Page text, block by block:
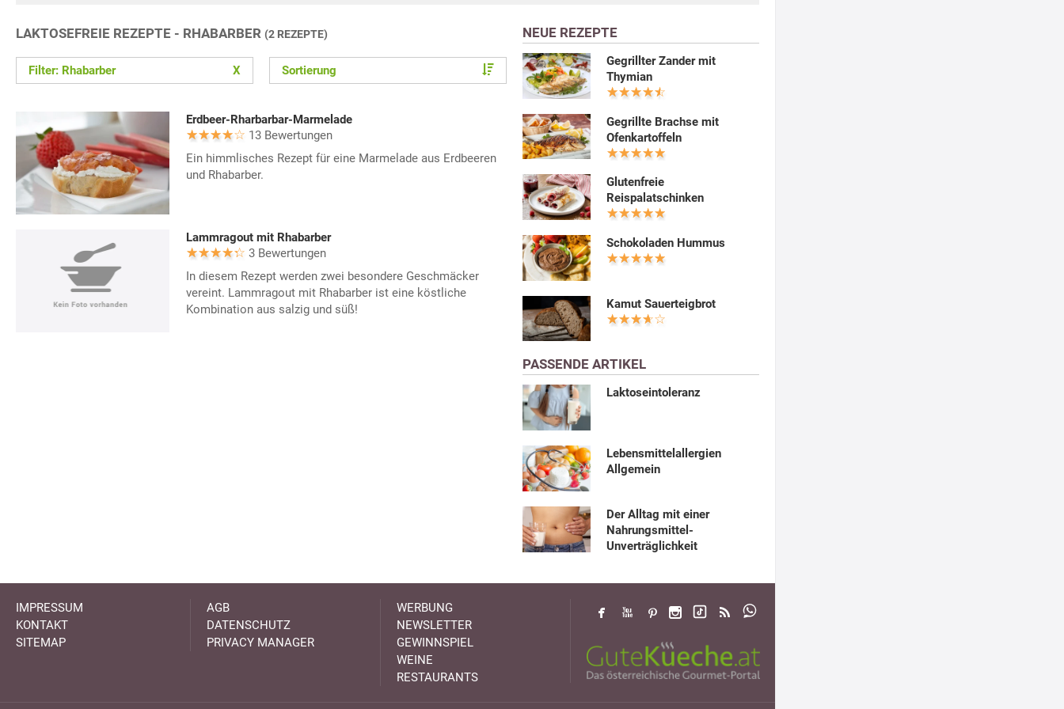
LAKTOSEFREIE REZEPTE - RHABARBER (2 REZEPTE)
Filter: Rhabarber X Sortierung
Erdbeer-Rharbarbar-Marmelade
13 Bewertungen
Ein himmlisches Rezept für eine Marmelade aus Erdbeeren
und Rhabarber.
Lammragout mit Rhabarber
3 Bewertungen
In diesem Rezept werden zwei besondere Geschmäcker
vereint. Lammragout mit Rhabarber ist eine köstliche
Kombination aus salzig und süß!
NEUE REZEPTE
Gegrillter Zander mit
Thymian
Gegrillte Brachse mit
Ofenkartoffeln
Glutenfreie
Reispalatschinken
Schokoladen Hummus
Kamut Sauerteigbrot
PASSENDE ARTIKEL
Laktoseintoleranz
Lebensmittelallergien
Allgemein
Der Alltag mit einer
Nahrungsmittel-
Unverträglichkeit
IMPRESSUM
KONTAKT
SITEMAP
AGB
DATENSCHUTZ
PRIVACY MANAGER
WERBUNG
NEWSLETTER
GEWINNSPIEL
WEINE
RESTAURANTS